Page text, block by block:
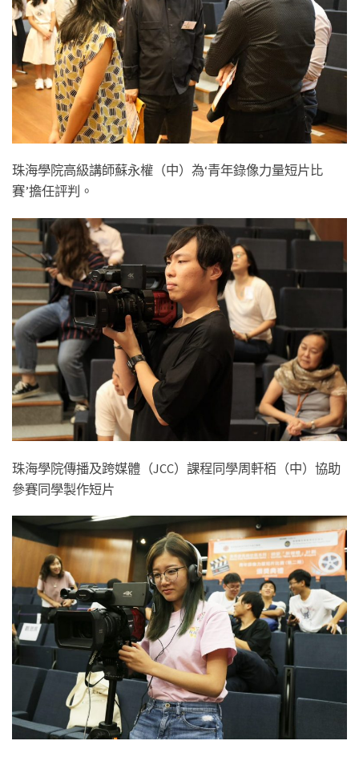
珠海學院高級講師蘇永權（中）為‘青年錄像力量短片比
賽’擔任評判。
珠海學院傳播及跨媒體（JCC）課程同學周軒栢（中）協助
參賽同學製作短片